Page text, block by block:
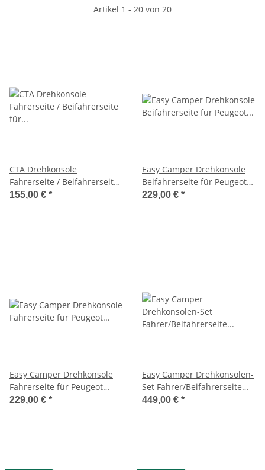
Artikel 1 - 20 von 20
CTA Drehkonsole
Fahrerseite / Beifahrerseite
für Fiat Ducato X250-X290 /
155,00 € *
Easy Camper Drehkonsole
Beifahrerseite für Peugeot
Expert K0 ab 2016
229,00 € *
Easy Camper Drehkonsole
Fahrerseite für Peugeot
Expert K0 ab 2016
229,00 € *
Easy Camper Drehkonsolen-
Set Fahrer/Beifahrerseite
für Peugeot Expert K0 ab
449,00 € *